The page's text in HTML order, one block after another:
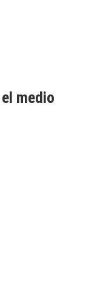
medio